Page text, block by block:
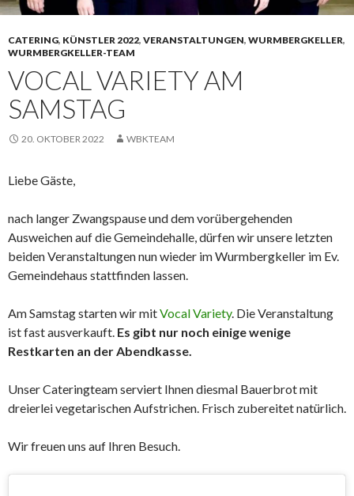
CATERING, KÜNSTLER 2022, VERANSTALTUNGEN, WURMBERGKELLER,
WURMBERGKELLER-TEAM
VOCAL VARIETY AM
SAMSTAG
20. OKTOBER 2022 WBKTEAM
Liebe Gäste,
nach langer Zwangspause und dem vorübergehenden
Ausweichen auf die Gemeindehalle, dürfen wir unsere letzten
beiden Veranstaltungen nun wieder im Wurmbergkeller im Ev.
Gemeindehaus stattfinden lassen.
Am Samstag starten wir mitVocal Variety. Die Veranstaltung
ist fast ausverkauft. Es gibt nur noch einige wenige
Restkarten an der Abendkasse.
Unser Cateringteam serviert Ihnen diesmal Bauerbrot mit
dreierlei vegetarischen Aufstrichen. Frisch zubereitet natürlich.
Wir freuen uns auf Ihren Besuch.